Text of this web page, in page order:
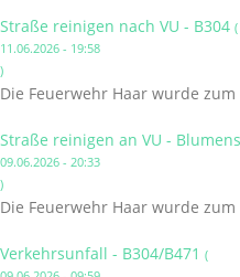
Straße reinigen nach VU - B304 (
11.06.2026 - 19:58
)
Die Feuerwehr Haar wurde
Straße reinigen an VU -
09.06.2026 - 20:33
)
Die Feuerwehr Haar wurde
Verkehrsunfall - B304/B471 (